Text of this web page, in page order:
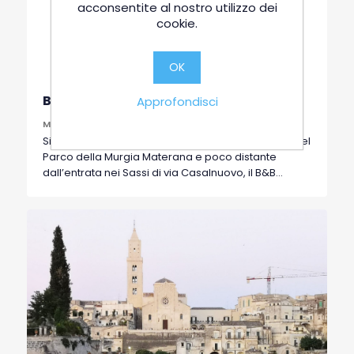
B&B Casale delle Piane
MATERA
Situato nelle campagne della splendida cornice del
Parco della Murgia Materana e poco distante
dall’entrata nei Sassi di via Casalnuovo, il B&B
frigo, macchina da caffè, parcheggio privato e
connessione Wi-Fi gratuita. Facilmente
raggiungibile in auto, il B&B Casale Delle Piane
rappresenta un’ottima meta per trascorrere una
vacanza all’insegna del relax e della tranquillità che
solo la campagna sa offrire, contornato da scorci
incantevoli che accompagnano l’ospite alla
scoperta dei punti più caratteristici del territorio
materano. L’ingresso è indipendente per consentire
acconsentite al nostro utilizzo dei
cookie.
OK
Approfondisci